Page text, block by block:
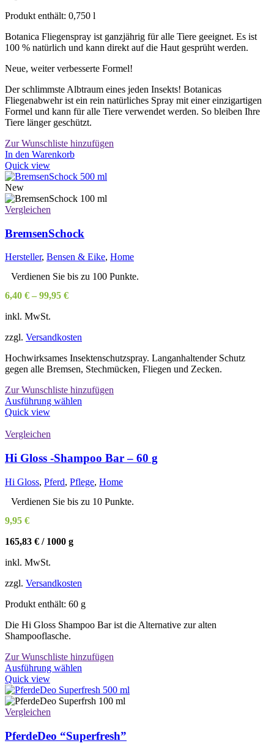
Produkt enthält: 0,750 l
Botanica Fliegenspray ist ganzjährig für alle Tiere geeignet. Es ist
100 % natürlich und kann direkt auf die Haut gesprüht werden.
Neue, weiter verbesserte Formel!
Der schlimmste Albtraum eines jeden Insekts! Botanicas
Fliegenabwehr ist ein rein natürliches Spray mit einer einzigartigen
Formel und kann für alle Tiere verwendet werden. So bleiben Ihre
Tiere länger geschützt.
Zur Wunschliste hinzufügen
In den Warenkorb
Quick view
New
Vergleichen
BremsenSchock
Hersteller, Bensen & Eike, Home
Verdienen Sie bis zu 100 Punkte.
6,40 € – 99,95 €
inkl. MwSt.
zzgl. Versandkosten
Hochwirksames Insektenschutzspray. Langanhaltender Schutz
gegen alle Bremsen, Stechmücken, Fliegen und Zecken.
Zur Wunschliste hinzufügen
Ausführung wählen
auf.
Die
Optionen
können
auf
Quick view
Vergleichen
Hi Gloss -Shampoo Bar – 60 g
Hi Gloss, Pferd, Pflege, Home
Verdienen Sie bis zu 10 Punkte.
9,95 €
165,83 € / 1000 g
inkl. MwSt.
zzgl. Versandkosten
Produkt enthält: 60 g
Die Hi Gloss Shampoo Bar ist die Alternative zur alten
Shampooflasche.
Zur Wunschliste hinzufügen
Ausführung wählen
weist
mehrere
Die
Quick view
Vergleichen
PferdeDeo “Superfresh”